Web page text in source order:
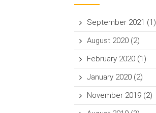
September 2021 (1)
August 2020 (2)
February 2020 (1)
January 2020 (2)
November 2019 (2)